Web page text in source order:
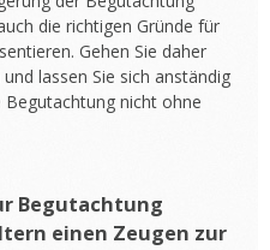
die richtigen Gründe für
Gehen Sie daher
lassen Sie sich anständig
nicht ohne
Begutachtung
einen Zeugen zur